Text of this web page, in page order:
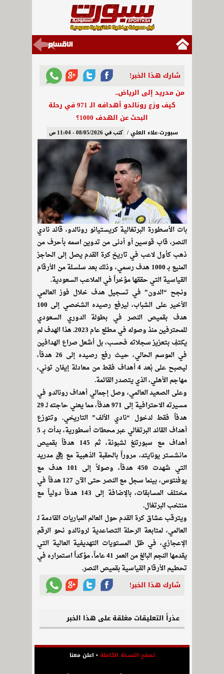
شارك هذا الخبر!
من مدريد إلى الرياض..
كيف وزع رونالدو أهدافه الـ 971 في رحلة
البحث عن الهدف 1000؟
سبورت-علاء العلي / كتب في 08/05/2026 - 11:04 ص
بات الأسطورة البرتغالية كريستيانو رونالدو، قائد نادي
النصر، قاب قوسين أو أدنى من تدوين اسمه بأحرف من
ذهب كأول لاعب في تاريخ كرة القدم يصل إلى الحاجز
المنيع بـ 1000 هدف رسمي، وذلك بعد سلسلة من الأرقام
القياسية التي حققها مؤخراً في الملاعب السعودية.
ونجح “الدون” في تسجيل هدف خلال فوز العالمي
الأخير على الشباب، ليرفع رصيده الشخصي إلى 100
هدف بقميص النصر في بطولة الدوري السعودي
للمحترفين منذ وصوله في مطلع عام 2023. هذا الهدف لم
يكتفِ بتعزيز سجلاته فحسب، بل أشعل صراع الهدافين
في الموسم الحالي، حيث رفع رصيده إلى 26 هدفاً،
ليصبح على بُعد 4 أهداف فقط من معادلة إيفان توني،
مهاجم الأهلي، الذي يتصدر القائمة.
وعلى الصعيد العالمي، وصل إجمالي أهداف رونالدو في
مسيرته الاحترافية إلى 971 هدفاً، مما يعني حاجته لـ 29
هدفاً فقط لدخول “نادي الألف” التاريخي. وتتوزع
أهداف القائد البرتغالي عبر محطات أسطورية، بدأت بـ 5
أهداف مع سبورتنغ لشبونة، ثم 145 هدفاً بقميص
مانشستر يونايتد، مروراً بالحقبة الذهبية مع ريال مدريد
التي شهدت 450 هدفاً، وصولاً إلى 101 هدف مع
يوفنتوس، بينما سجل مع النصر حتى الآن 127 هدفاً في
مختلف المسابقات، بالإضافة إلى 143 هدفاً دولياً مع
منتخب البرتغال.
ويترقب عشاق كرة القدم حول العالم المباريات القادمة لـ
العالمي، لمتابعة الرحلة التصاعدية لرونالدو نحو الرقم
الإعجازي، في ظل المستويات التهديفية العالية التي
يقدمها النجم البالغ من العمر 41 عاماً، مؤكداً استمراره في
تحطيم الأرقام القياسية بقميص النصر.
شارك هذا الخبر!
عذراً التعليقات مغلقة على هذا الخبر
تصفح النسخة الكاملة• اعلن معنا